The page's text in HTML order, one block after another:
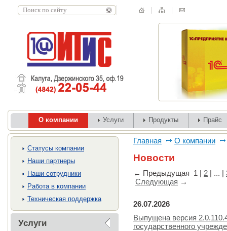
О компании Услуги Продукты Прайс
Cтатусы компании
Наши партнеры
Наши сотрудники
Работа в компании
Техническая поддержка
Услуги
Главная О компании
Новости
← Предыдущая 1 | 2 | ... |
Следующая →
26.07.2026
Выпущена версия
государственного